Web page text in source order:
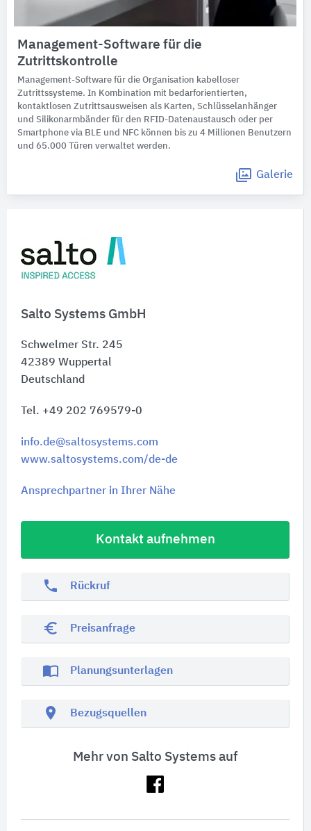
Salto Systems GmbH
Schwelmer Str. 245
42389 Wuppertal
Deutschland
Tel. +49 202 769579-0
info.de@saltosystems.com
www.saltosystems.com/de-de
Ansprechpartner in Ihrer Nähe
Kontakt aufnehmen
phone Rückruf
euro_symbol Preisanfrage
import_contacts Planungsunterlagen
location_on Bezugsquellen
Mehr von Salto Systems auf
Management-Software für die
Zutrittskontrolle
Management-Software für die Organisation kabelloser
Zutrittssysteme. In Kombination mit bedarforientierten,
kontaktlosen Zutrittsausweisen als Karten, Schlüsselanhänger
und Silikonarmbänder für den RFID-Datenaustausch oder per
Smartphone via BLE und NFC können bis zu 4 Millionen Benutzern
und 65.000 Türen verwaltet werden.
Galerie